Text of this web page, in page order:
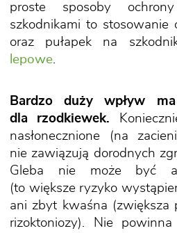
proste sposoby
szkodnikami to stosowanie
oraz pułapek na
lepowe.
Bardzo duży wpływ
dla rzodkiewek.
nasłonecznione (na
nie zawiązują dorodnych
Gleba nie może być
(to większe ryzyko
ani zbyt kwaśna (zwiększa
rizoktoniozy). Nie